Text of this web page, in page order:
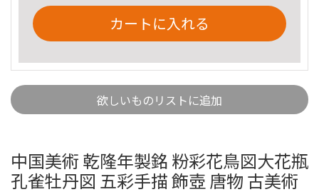
カートに入れる
欲しいものリストに追加
中国美術 乾隆年製銘 粉彩花鳥図大花瓶
孔雀牡丹図 五彩手描 飾壺 唐物 古美術